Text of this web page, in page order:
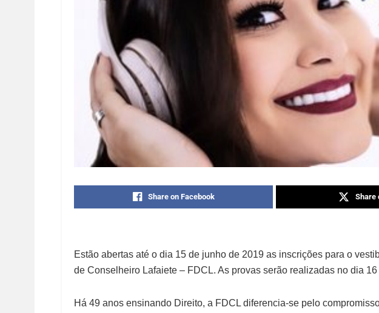
Share on Facebook Share
Estão abertas até o dia 15 de junho de 2019 as inscrições para o
de Conselheiro Lafaiete – FDCL. As provas serão realizadas no dia
Há 49 anos ensinando Direito, a FDCL diferencia-se pelo